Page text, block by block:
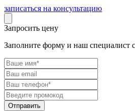
записаться на консультацию
Запросить цену
Заполните форму и наш специалист